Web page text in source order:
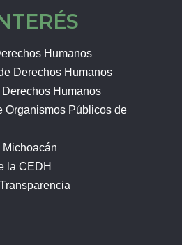
Humanos
Derechos Humanos
Humanos
Organismos Públicos de
la CEDH